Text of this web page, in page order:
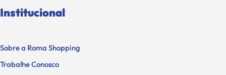
Institucional
Sobre a Roma Shopping
Trabalhe Conosco